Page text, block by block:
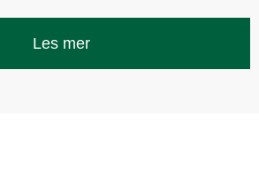
Les mer